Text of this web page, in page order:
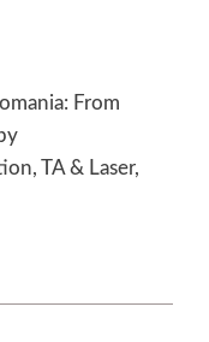
From
TA & Laser,